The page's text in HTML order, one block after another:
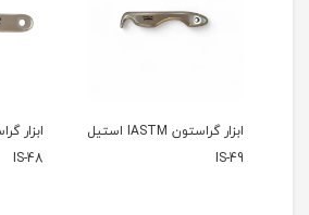
ابزار گراستون IASTM استیل
IS-49
IS-48